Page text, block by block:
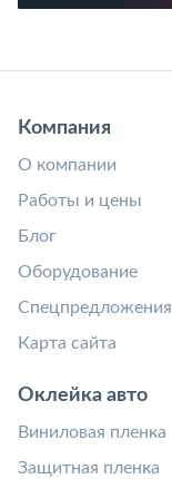
Компания
О компании
Работы и цены
Блог
Оборудование
Спецпредложения
Карта сайта
Оклейка авто
Виниловая пленка
Защитная пленка